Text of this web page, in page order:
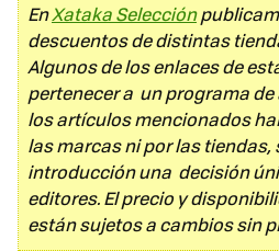
EnXataka Selección
descuentos de distintas
Algunos de los enlaces de
pertenecer a un programa
los artículos mencionados
las marcas ni por las tiendas,
introducción una decisión
editores. El precio y
están sujetos a cambios sin